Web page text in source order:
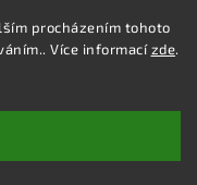
procházením tohoto
Více informacízde.
Hľadať
1000